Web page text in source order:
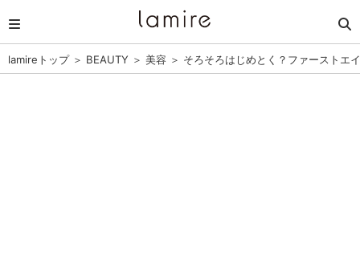
lamireトップ＞ BEAUTY ＞ 美容 ＞ そろそろはじめとく？ファーストエ